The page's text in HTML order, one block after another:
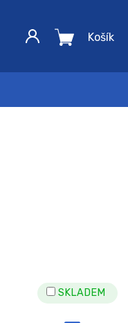
Košík
SKLADEM